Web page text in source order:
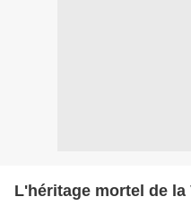
L'héritage mortel de la